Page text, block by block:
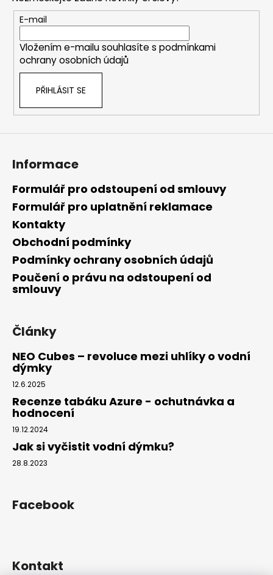
E-mail
Vložením e-mailu souhlasíte s podmínkami
ochrany osobních údajů
PŘIHLÁSIT SE
Informace
Formulář pro odstoupení od smlouvy
Formulář pro uplatnění reklamace
Kontakty
Obchodní podmínky
Podmínky ochrany osobních údajů
Poučení o právu na odstoupení od
smlouvy
Články
NEO Cubes – revoluce mezi uhlíky o vodní
dýmky
12.6.2025
Recenze tabáku Azure - ochutnávka a
hodnocení
19.12.2024
Jak si vyčistit vodní dýmku?
28.8.2023
Facebook
Kontakt